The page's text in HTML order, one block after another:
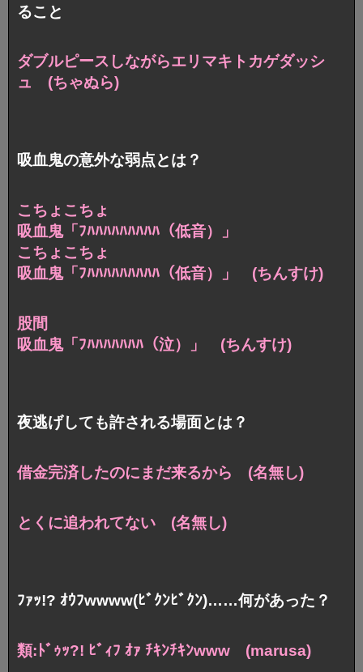
ること
ダブルピースしながらエリマキトカゲダッシ
ュ (ちゃぬら)
吸血鬼の意外な弱点とは？
こちょこちょ
吸血鬼「ﾌﾊﾊﾊﾊﾊﾊﾊﾊﾊ（低音）」
こちょこちょ
吸血鬼「ﾌﾊﾊﾊﾊﾊﾊﾊﾊﾊ（低音）」 (ちんすけ)
股間
吸血鬼「ﾌﾊﾊﾊﾊﾊﾊﾊ（泣）」 (ちんすけ)
夜逃げしても許される場面とは？
借金完済したのにまだ来るから (名無し)
とくに追われてない (名無し)
ﾌｧｯ!? ｵｳﾌwwww(ﾋﾞｸﾝﾋﾞｸﾝ)……何があった？
類:ﾄﾞｩｯ?! ﾋﾞｨﾌ ｵｧ ﾁｷﾝﾁｷﾝwww (marusa)